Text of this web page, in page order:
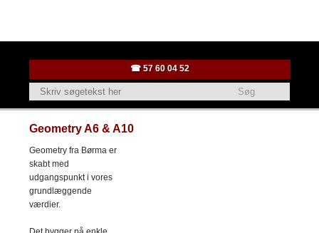
☎ ​57 ​60 04 52
Geometry A6 & A10
Geometry fra Børma er
skabt med
udgangspunkt i vores
grundlæggende
værdier.